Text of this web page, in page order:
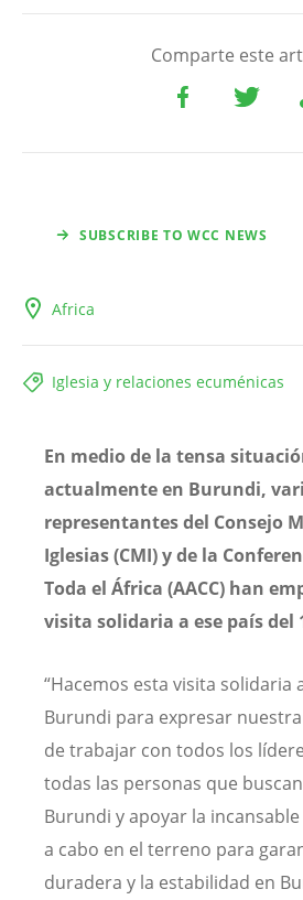
Comparte este
SUBSCRIBE TO WCC NEWS
Africa
Iglesia y relaciones ecuménicas
En medio de la tensa
actualmente en Burundi,
representantes del Consejo
Iglesias (CMI) y de la
Toda el África (AACC) han
visita solidaria a ese país del
“Hacemos esta visita solidaria
Burundi para expresar
de trabajar con todos los
todas las personas que
Burundi y apoyar la
a cabo en el terreno para
duradera y la estabilidad en